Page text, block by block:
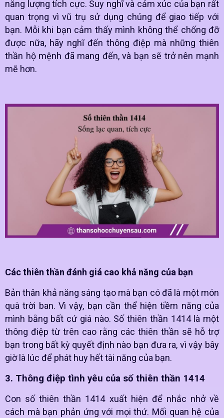
năng lượng tích cực. Suy nghĩ và cảm xúc của bạn rất
quan trọng vì vũ trụ sử dụng chúng để giao tiếp với
bạn. Mỗi khi bạn cảm thấy mình không thể chống đỡ
được nữa, hãy nghĩ đến thông điệp mà những thiên
thần hộ mệnh đã mang đến, và bạn sẽ trở nên mạnh
mẽ hơn.
Các thiên thần đánh giá cao khả năng của bạn
Bản thân khả năng sáng tạo mà bạn có đã là một món
quà trời ban. Vì vậy, bạn cần thể hiện tiềm năng của
mình bằng bất cứ giá nào. Số thiên thần 1414 là một
thông điệp từ trên cao rằng các thiên thần sẽ hỗ trợ
bạn trong bất kỳ quyết định nào bạn đưa ra, vì vậy bây
giờ là lúc để phát huy hết tài năng của bạn.
3. Thông điệp tình yêu của số thiên thần 1414
Con số thiên thần 1414 xuất hiện để nhắc nhở về
cách mà bạn phản ứng với mọi thứ. Mối quan hệ của